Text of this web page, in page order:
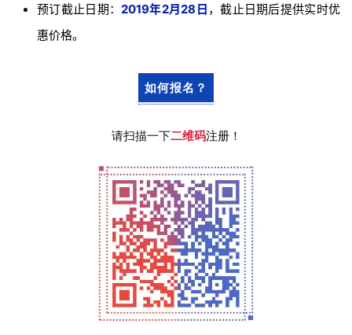
预订截止日期：2019年2月28日 ，截止日期后提供实时优
惠价格。
如何报名？
请扫描一下二维码注册！